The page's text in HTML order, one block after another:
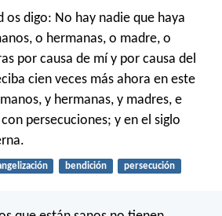
os digo: No hay nadie que haya
o hermanas, o madre, o
por causa de mí y por causa del
cien veces más ahora en este
y hermanas, y madres, e
persecuciones; y en el siglo
bendición persecución